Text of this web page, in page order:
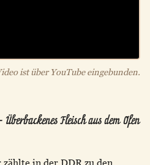
ist über YouTube eingebunden.
Fleisch aus dem Ofen
in der DDR zu den